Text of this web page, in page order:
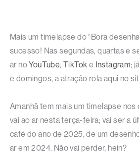
Mais um timelapse do “Bora
sucesso! Nas segundas, quartas e
ar noYouTube,TikTok e Instagram;
e domingos, a atração rola aqui no
Amanhã tem mais um timelapse nos
vai ao ar nesta terça-feira; vai ser a
café do ano de 2025, de um
ar em 2024. Não vai perder, hein?